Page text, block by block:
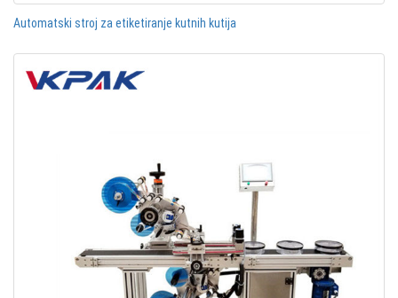
Automatski stroj za etiketiranje kutnih kutija